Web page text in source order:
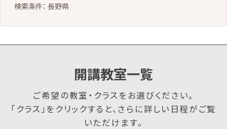
長野県
開講教室一覧
ご希望の教室・クラスをお選びください。
「クラス」をクリックすると、さらに詳しい日程がご覧
いただけます。